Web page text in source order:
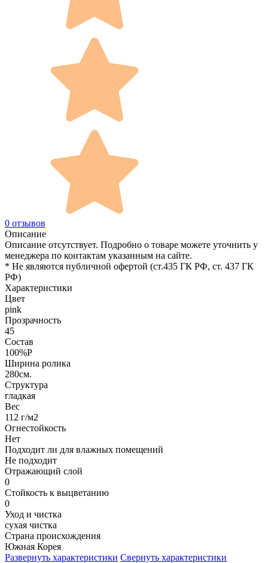
0 отзывов
Описание
Описание отсутствует. Подробно о товаре можете уточнить у
менеджера по контактам указанным на сайте.
* Не являются публичной офертой (ст.435 ГК РФ, cт. 437 ГК
РФ)
Характеристики
Цвет
pink
Прозрачность
45
Состав
100%P
Ширина ролика
280см.
Структура
гладкая
Вес
112 г/м2
Огнестойкость
Нет
Подходит ли для влажных помещений
Не подходит
Отражающий слой
0
Стойкость к выцветанию
0
Уход и чистка
сухая чистка
Страна происхождения
Южная Корея
Развернуть характеристики Свернуть характеристики